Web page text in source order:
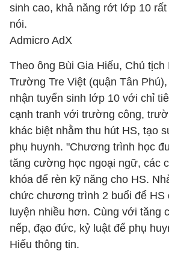
sinh cao, khả năng rớt lớp 10 rất
nói.
Admicro AdX
Theo ông Bùi Gia Hiếu, Chủ
Trường Tre Việt (quận Tân
nhận tuyển sinh lớp 10 với chỉ
cạnh tranh với trường công,
khác biệt nhằm thu hút HS, tạo
phụ huynh. "Chương trình học
tăng cường học ngoại ngữ, các
khóa để rèn kỹ năng cho HS.
chức chương trình 2 buổi để HS
luyện nhiều hơn. Cùng với tăng
nếp, đạo đức, kỷ luật để phụ
Hiếu thông tin.